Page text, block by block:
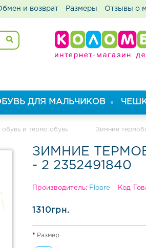
и возврат Размеры Отзывы о
ДЛЯ МАЛЬЧИКОВ
обувь и термо обувь Зимние
ЗИМНИЕ
- 2 2352491840
Производитель: Floare Код
1310грн.
Размер